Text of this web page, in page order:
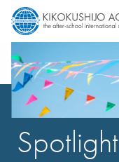
Spotlight